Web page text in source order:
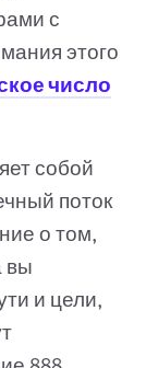
с
этого
число
собой
поток
о том,
вы
и цели,